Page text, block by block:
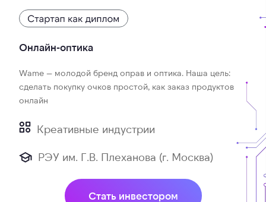
Онлайн-оптика
Wame — молодой бренд оправ и оптика. Наша цель:
сделать покупку очков простой, как заказ продуктов
онлайн
Креативные индустрии
РЭУ им. Г.В. Плеханова (г. Москва)
Стать инвестором